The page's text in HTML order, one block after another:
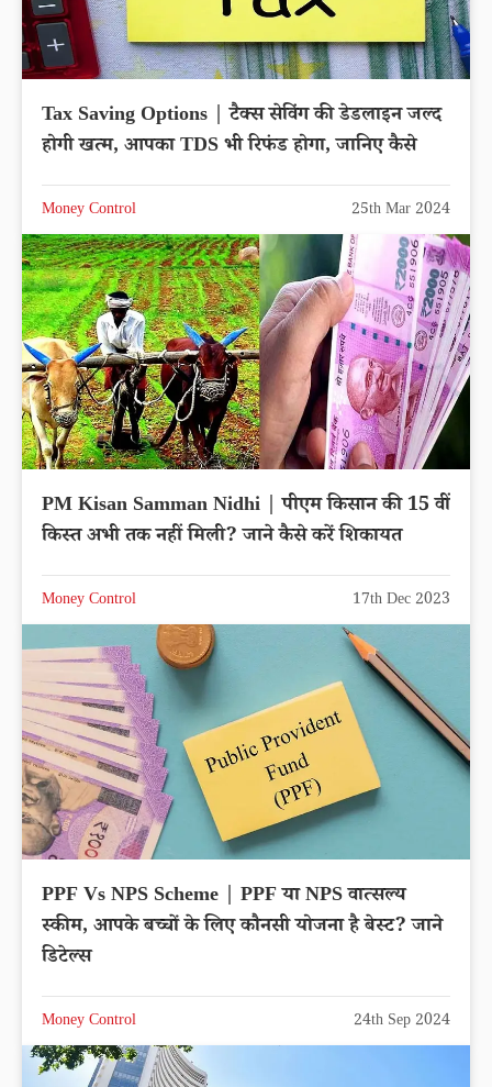
Tax Saving Options | टैक्स सेविंग की डेडलाइन जल्द
होगी खत्म, आपका TDS भी रिफंड होगा, जानिए कैसे
Money Control 25th Mar 2024
PM Kisan Samman Nidhi | पीएम किसान की 15 वीं
किस्त अभी तक नहीं मिली? जाने कैसे करें शिकायत
Money Control 17th Dec 2023
PPF Vs NPS Scheme | PPF या NPS वात्सल्य
स्कीम, आपके बच्चों के लिए कौनसी योजना है बेस्ट? जाने
डिटेल्स
Money Control 24th Sep 2024